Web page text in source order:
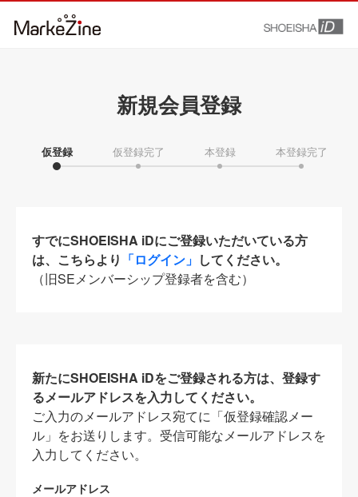
新規会員登録
仮登録 仮登録完了 本登録 本登録完了
すでにSHOEISHA iDにご登録いただいている方
は、こちらより 「ログイン」 してください。
（旧SEメンバーシップ登録者を含む）
新たにSHOEISHA iDをご登録される方は、登録す
るメールアドレスを入力してください。
ご入力のメールアドレス宛てに「仮登録確認メー
ル」をお送りします。受信可能なメールアドレスを
入力してください。
メールアドレス